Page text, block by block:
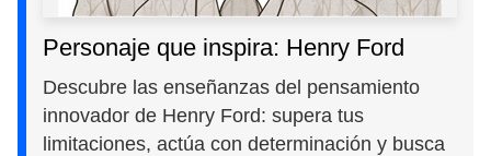
Personaje que inspira: Henry Ford
Descubre las enseñanzas del pensamiento
innovador de Henry Ford: supera tus
limitaciones, actúa con determinación y busca